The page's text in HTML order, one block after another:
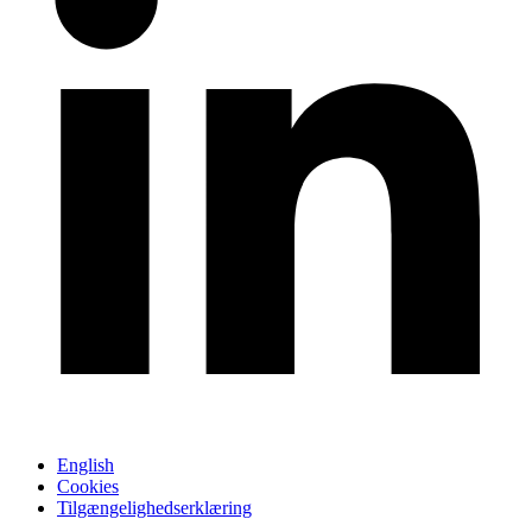
English
Cookies
Tilgængelighedserklæring